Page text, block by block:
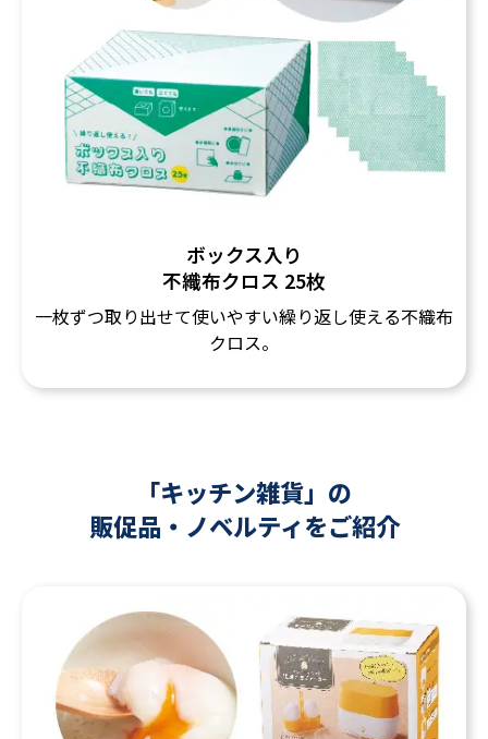
ボックス入り
不織布クロス 25枚
一枚ずつ取り出せて使いやすい繰り返し使える不織布
クロス。
「キッチン雑貨」の
販促品・ノベルティをご紹介